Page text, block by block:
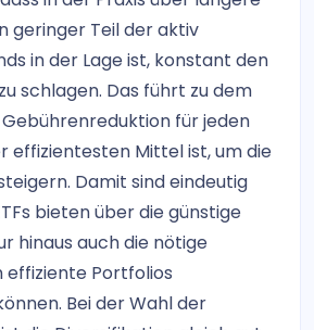
geringer Teil der aktiv
in der Lage ist, konstant den
schlagen. Das führt zu dem
Gebührenreduktion für jeden
effizientesten Mittel ist, um die
Damit sind eindeutig
bieten über die günstige
hinaus auch die nötige
effiziente Portfolios
Bei der Wahl der